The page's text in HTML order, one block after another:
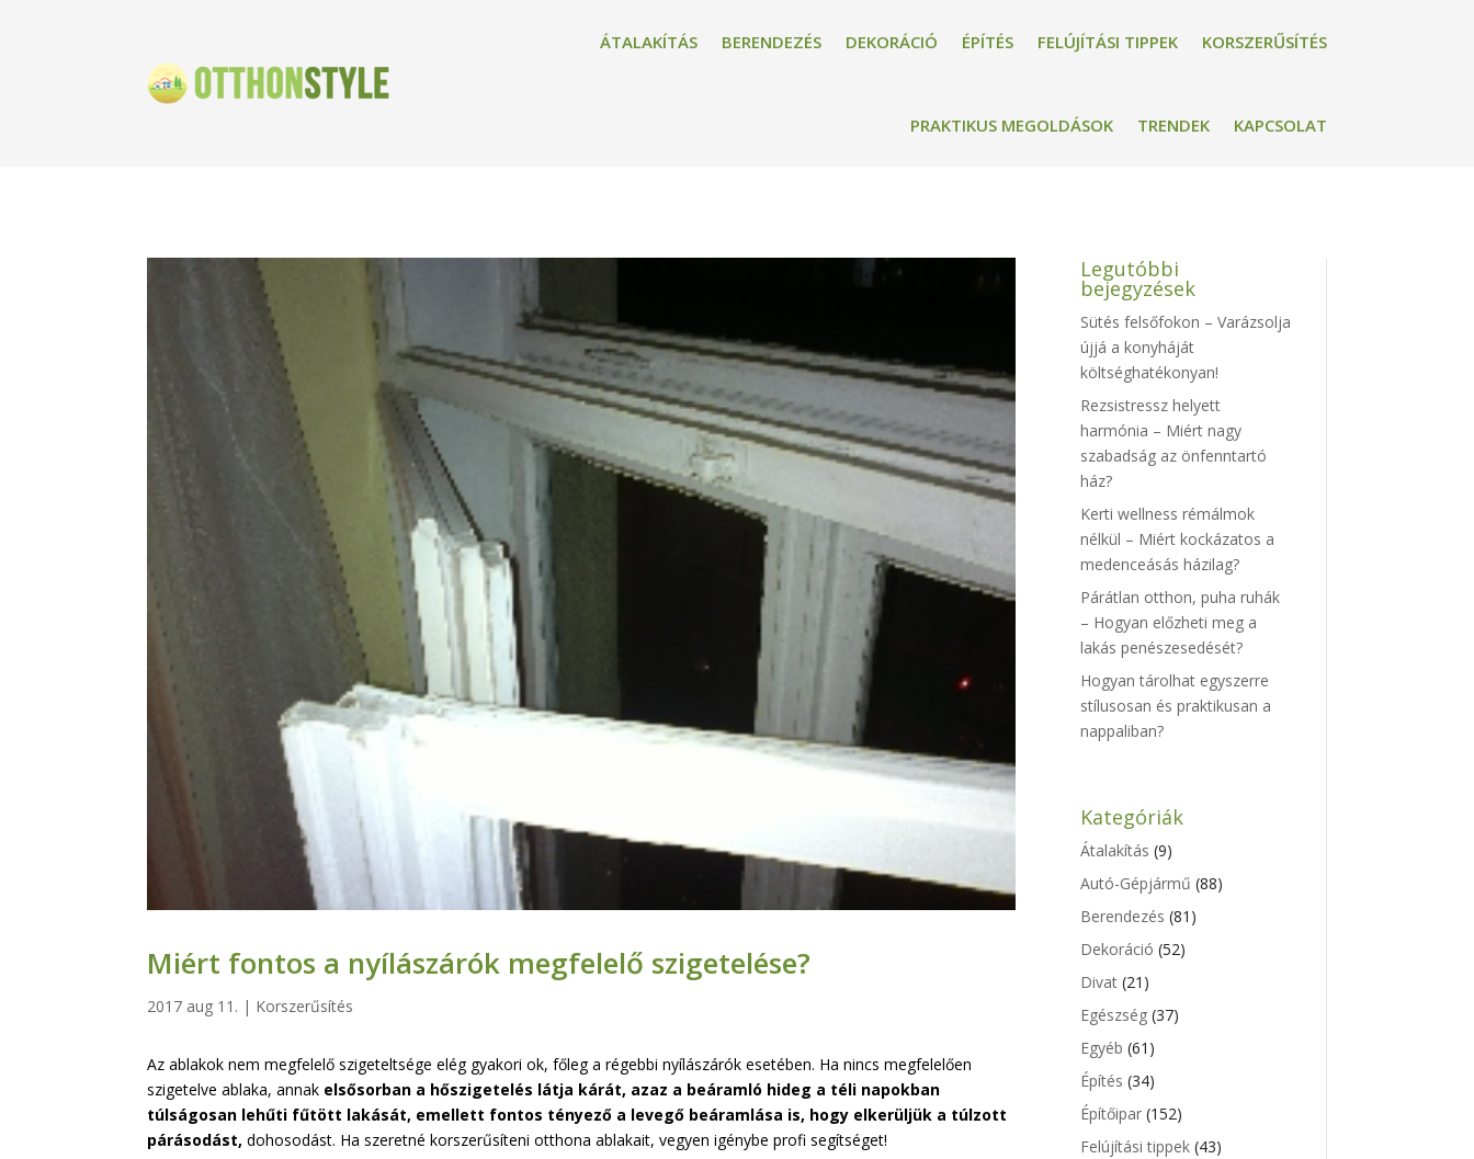
ÁTALAKÍTÁS BERENDEZÉS DEKORÁCIÓ ÉPÍTÉS FELÚJÍTÁSI TIPPEK KORSZERŰSÍTÉS
PRAKTIKUS MEGOLDÁSOK TRENDEK KAPCSOLAT
Miért fontos a nyílászárók megfelelő szigetelése?
2017 aug 11. | Korszerűsítés
Az ablakok nem megfelelő szigeteltsége elég gyakori ok, főleg a régebbi nyílászárók esetében. Ha nincs megfelelően
szigetelve ablaka, annak elsősorban a hőszigetelés látja kárát, azaz a beáramló hideg a téli napokban
túlságosan lehűti fűtött lakását, emellett fontos tényező a levegő beáramlása is, hogy elkerüljük a túlzott
párásodást, dohosodást. Ha szeretné korszerűsíteni otthona ablakait, vegyen igénybe profi segítséget!
Legutóbbi
bejegyzések
Sütés felsőfokon – Varázsolja
újjá a konyháját
költséghatékonyan!
Rezsistressz helyett
harmónia – Miért nagy
szabadság az önfenntartó
ház?
Kerti wellness rémálmok
nélkül – Miért kockázatos a
medenceásás házilag?
Párátlan otthon, puha ruhák
– Hogyan előzheti meg a
lakás penészesedését?
Hogyan tárolhat egyszerre
stílusosan és praktikusan a
nappaliban?
Kategóriák
Átalakítás (9)
Autó-Gépjármű (88)
Berendezés (81)
Dekoráció (52)
Divat (21)
Egészség (37)
Egyéb (61)
Építés (34)
Építőipar (152)
Felújítási tippek (43)